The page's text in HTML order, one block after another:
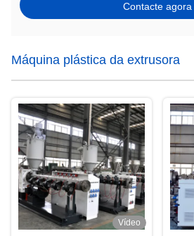
Contacte agora
Máquina plástica da extrusora
Vídeo